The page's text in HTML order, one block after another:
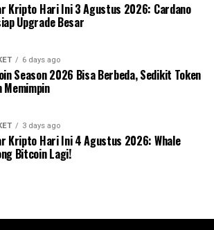
Kripto Hari Ini 3 Agustus 2026: Cardano
Upgrade Besar
6 days ago
Season 2026 Bisa Berbeda, Sedikit Token
Memimpin
3 days ago
Kripto Hari Ini 4 Agustus 2026: Whale
Bitcoin Lagi!